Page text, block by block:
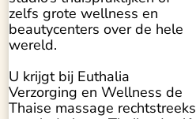
zelfs grote wellness en
beautycenters over de hele
wereld.
U krijgt bij Euthalia
Verzorging en Wellness de
Thaise massage rechtstreeks